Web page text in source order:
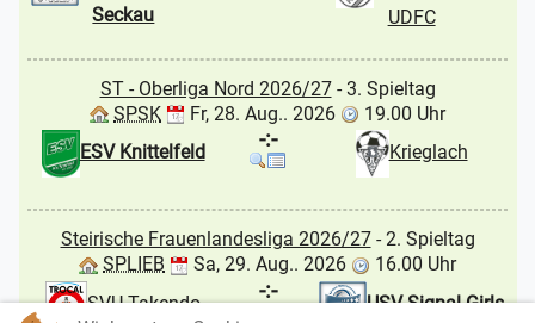
Seckau
UDFC
ST - Oberliga Nord 2026/27- 3. Spieltag
SPSK
Fr, 28. Aug.. 2026
19.00 Uhr
ESV Knittelfeld
Krieglach
-:-
Steirische Frauenlandesliga 2026/27- 2. Spieltag
SPLIEB
Sa, 29. Aug.. 2026
16.00 Uhr
SVU Takendo
USV Signal Girls
-:-